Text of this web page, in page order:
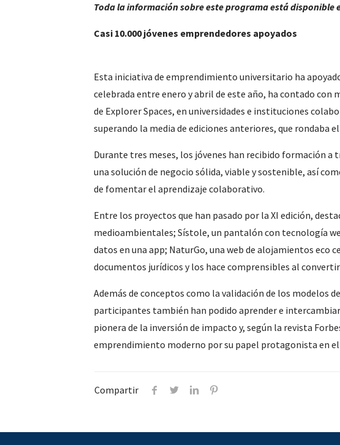
Toda la información sobre este programa está disponible
Casi 10.000 jóvenes emprendedores apoyados
Esta iniciativa de emprendimiento universitario ha
celebrada entre enero y abril de este año, ha contado con
de Explorer Spaces, en universidades e instituciones
superando la media de ediciones anteriores, que rondaba
Durante tres meses, los jóvenes han recibido formación
una solución de negocio sólida, viable y sostenible, así
de fomentar el aprendizaje colaborativo.
Entre los proyectos que han pasado por la XI edición,
medioambientales; Sístole, un pantalón con tecnología
datos en una app; NaturGo, una web de alojamientos
documentos jurídicos y los hace comprensibles al
Además de conceptos como la validación de los modelos
participantes también han podido aprender e
pionera de la inversión de impacto y, según la revista
emprendimiento moderno por su papel protagonista en
Compartir